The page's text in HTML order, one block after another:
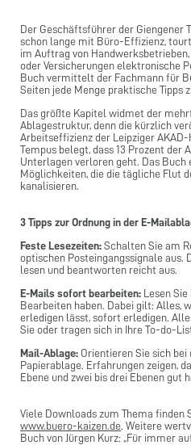
Der Geschäftsführer der Giengener
schon lange mit Büro-Effizienz,
im Auftrag von
oder Versicherungen elektronische
Buch vermittelt der Fachmann für
Seiten jede Menge praktische Tipps
Das größte Kapitel widmet der
Ablagestruktur, denn die kürzlich
Arbeitseffizienz der Leipziger
Tempus belegt, dass 13 Prozent der
Unterlagen verloren geht. Das
Möglichkeiten, die die tägliche Flut
kanalisieren.
3 Tipps zur Ordnung in der E-
Feste Lesezeiten: Schalten Sie am
optischen Posteingangssignale aus.
lesen und beantworten reicht aus.
E-Mails sofort bearbeiten: Lesen
Bearbeiten haben. Dabei gilt: Alles,
erledigen lässt, sofort erledigen.
Sie oder tragen sich in Ihre To-do-
Mail-Ablage: Orientieren Sie sich
Papierablage. Erfahrungen zeigen,
Ebene und zwei bis drei Ebenen gut
Viele Downloads zum Thema finden
www.buero-kaizen.de. Weitere
Buch von Jürgen Kurz: „Für immer